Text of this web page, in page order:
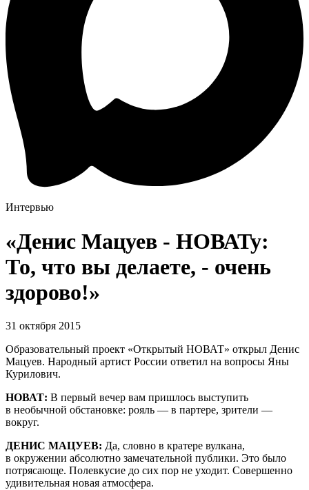
Интервью
«Денис Мацуев - НОВАТу:
То, что вы делаете, - очень
здорово!»
31 октября 2015
Образовательный проект «Открытый НОВАТ» открыл Денис
Мацуев. Народный артист России ответил на вопросы Яны
Курилович.
НОВАТ: В первый вечер вам пришлось выступить
в необычной обстановке: рояль — в партере, зрители —
вокруг.
ДЕНИС МАЦУЕВ: Да, словно в кратере вулкана,
в окружении абсолютно замечательной публики. Это было
потрясающе. Полевкусие до сих пор не уходит. Совершенно
удивительная новая атмосфера.